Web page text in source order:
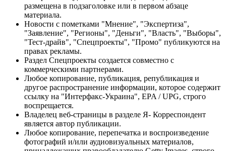
размещена в подзаголовке или в первом абзаце
материала.
Новости с пометками "Мнение", "Экспертиза",
"Заявление", "Регионы", "Деньги", "Власть", "Выборы",
"Тест-драйв", "Спецпроекты", "Промо" публикуются на
правах рекламы.
Раздел Спецпроекты создается совместно с
коммерческими партнерами.
Любое копирование, публикация, републикация и
другое распространение информации, которое содержит
ссылку на "Интерфакс-Украина", EPA / UPG, строго
воспрещается.
Владелец веб-страницы в разделе Я- Корреспондент
является автор публикации.
Любое копирование, перепечатка и воспроизведение
фотографий и/или аудиовизуальных материалов,